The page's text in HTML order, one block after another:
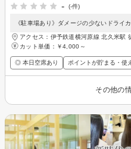
-
(-件)
《駐車場あり》ダメージの少ないドライ
アクセス：伊予鉄道横河原線 北久米駅
カット単価： ￥4,000～
◎ 本日空席あり ポイントが貯まる・使
その他の